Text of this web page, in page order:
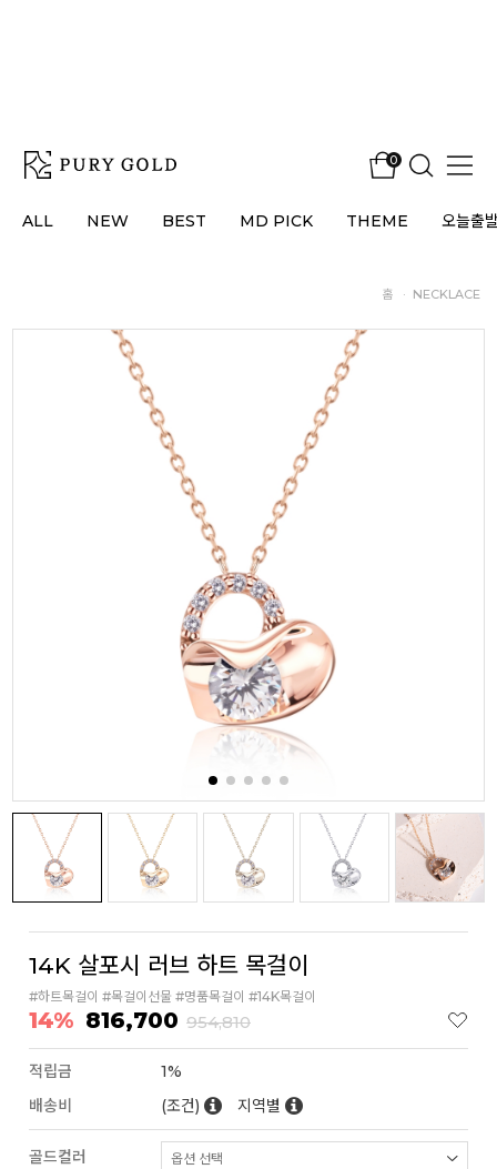
0
ALL NEW BEST MD PICK THEME 오늘출
홈 · NECKLACE
14K 살포시 러브 하트 목걸이
#하트목걸이 #목걸이선물 #명품목걸이 #14K목걸이
14% 816,700 954,810
적립금
1%
배송비
(조건) 지역별
골드컬러